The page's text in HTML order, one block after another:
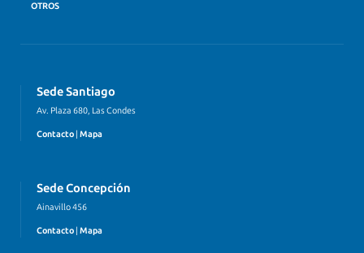
OTROS
Sede Santiago
Av. Plaza 680, Las Condes
Contacto | Mapa
Sede Concepción
Ainavillo 456
Contacto | Mapa